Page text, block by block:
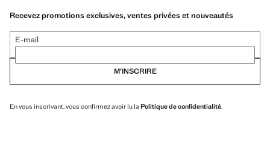
Recevez promotions exclusives, ventes privées et nouveautés
E-mail
M’INSCRIRE
En vous inscrivant, vous confirmez avoir lu la Politique de confidentialité.